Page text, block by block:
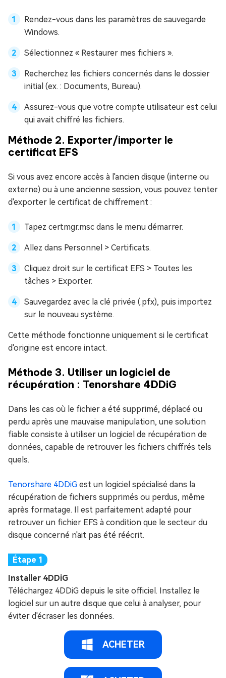
Rendez-vous dans les paramètres de sauvegarde
Windows.
Sélectionnez « Restaurer mes fichiers ».
Recherchez les fichiers concernés dans le dossier
initial (ex. : Documents, Bureau).
Assurez-vous que votre compte utilisateur est celui
qui avait chiffré les fichiers.
Méthode 2. Exporter/importer le
certificat EFS
Si vous avez encore accès à l'ancien disque (interne ou
externe) ou à une ancienne session, vous pouvez tenter
d'exporter le certificat de chiffrement :
Tapez certmgr.msc dans le menu démarrer.
Allez dans Personnel > Certificats.
Cliquez droit sur le certificat EFS > Toutes les
tâches > Exporter.
Sauvegardez avec la clé privée (.pfx), puis importez
sur le nouveau système.
Cette méthode fonctionne uniquement si le certificat
d'origine est encore intact.
Méthode 3. Utiliser un logiciel de
récupération : Tenorshare 4DDiG
Dans les cas où le fichier a été supprimé, déplacé ou
perdu après une mauvaise manipulation, une solution
fiable consiste à utiliser un logiciel de récupération de
données, capable de retrouver les fichiers chiffrés tels
quels.
Tenorshare 4DDiG est un logiciel spécialisé dans la
récupération de fichiers supprimés ou perdus, même
après formatage. Il est parfaitement adapté pour
retrouver un fichier EFS à condition que le secteur du
disque concerné n'ait pas été réécrit.
Installer 4DDiG
Téléchargez 4DDiG depuis le site officiel. Installez le
logiciel sur un autre disque que celui à analyser, pour
éviter d'écraser les données.
ACHETER